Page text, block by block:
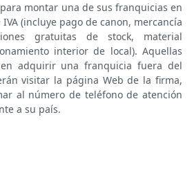
montar una de sus franquicias en
IVA (incluye pago de canon, mercancía
gratuitas de stock, material
interior de local). Aquellas
en adquirir una franquicia fuera del
visitar la página Web de la firma,
al número de teléfono de atención
a su país.